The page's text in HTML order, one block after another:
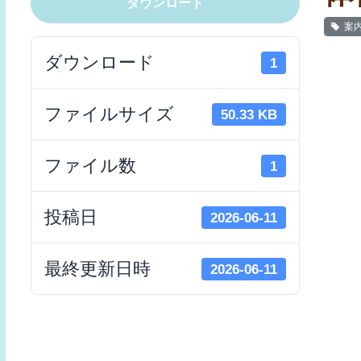
ダウンロード
ダウンロード 1
ファイルサイズ 50.33 KB
ファイル数 1
投稿日 2026-06-11
最終更新日時 2026-06-11
案